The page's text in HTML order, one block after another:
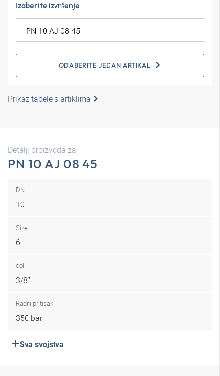
Izaberite izvršenje
ODABERITE JEDAN ARTIKAL
Prikaz tabele s artiklima
Detalji proizvoda za
PN 10 AJ 08 45
DN
10
Size
6
col
3/8″
Radni pritisak
350 bar
Sva svojstva